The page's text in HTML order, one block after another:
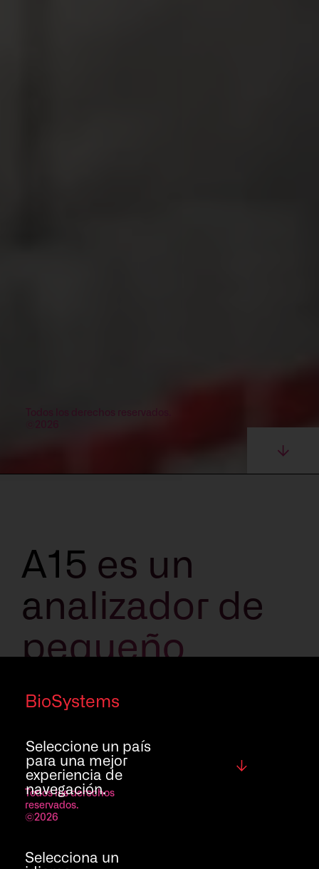
BioSystems
Seleccione un país
para una mejor
experiencia de
navegación.
Todos los derechos
reservados.
©2026
Selecciona un
Todos los derechos reservados.
A15 es un
analizador de
pequeño
tamaño y bajo
mantenimiento
que facilita la
automatización
de los test,